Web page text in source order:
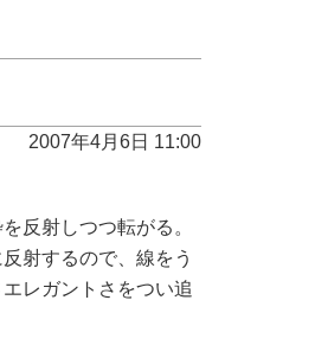
2007年4月6日 11:00
反射しつつ転がる。
射するので、線をう
レガントさをつい追